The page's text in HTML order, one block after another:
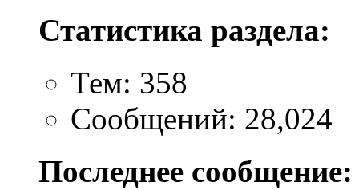
Статистика раздела:
Тем: 358
Сообщений: 28,024
Последнее сообщение: